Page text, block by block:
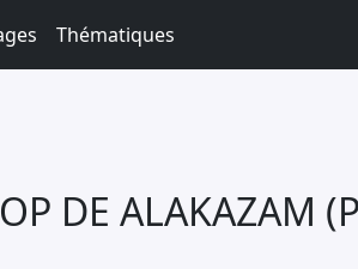
Thématiques
DE ALAKAZAM